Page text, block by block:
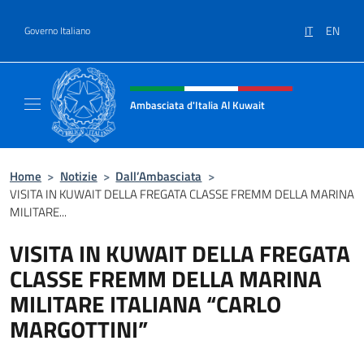
Governo Italiano IT EN
Intestazione sito, social e menù
Ambasciata d'Italia Al Kuwait
Home > Notizie > Dall’Ambasciata >
VISITA IN KUWAIT DELLA FREGATA CLASSE FREMM DELLA MARINA
MILITARE...
VISITA IN KUWAIT DELLA FREGATA
CLASSE FREMM DELLA MARINA
MILITARE ITALIANA “CARLO
MARGOTTINI”